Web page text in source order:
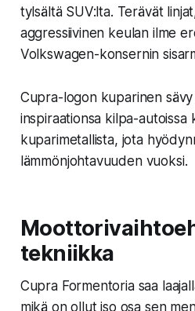
tylsältä SUV:lta. Terävät
aggressiivinen keulan ilme
Volkswagen-konsernin
Cupra-logon kuparinen
inspiraationsa kilpa-autoissa
kuparimetallista, jota
lämmönjohtavuuden vuoksi.
tekniikka
Cupra Formentoria saa
mikä on ollut iso osa sen